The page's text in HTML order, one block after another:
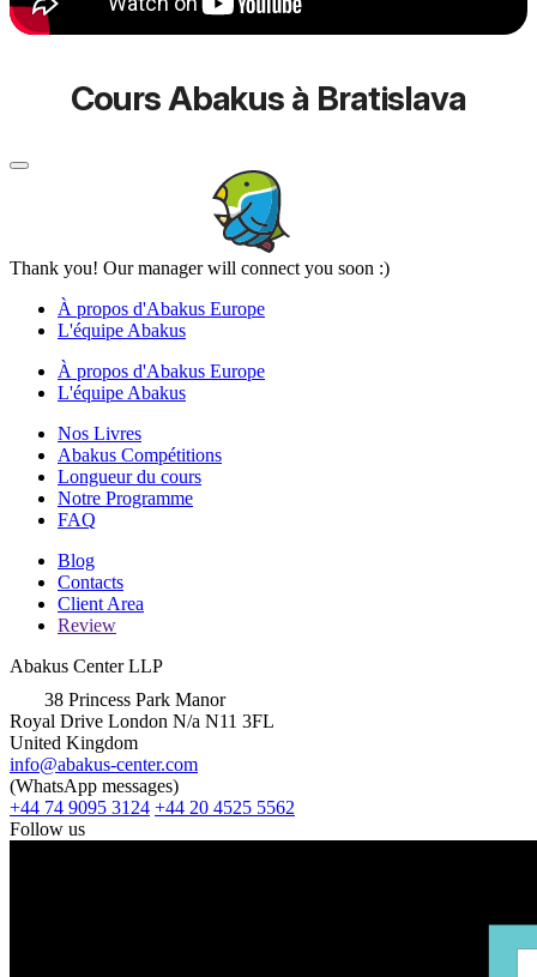
Cours Abakus à Bratislava
Thank you! Our manager will connect you soon :)
À propos d'Abakus Europe
L'équipe Abakus
À propos d'Abakus Europe
L'équipe Abakus
Nos Livres
Abakus Compétitions
Longueur du cours
Notre Programme
FAQ
Blog
Contacts
Client Area
Review
Abakus Center LLP
38 Princess Park Manor
Royal Drive London N/a N11 3FL
United Kingdom
info@abakus-center.com
(WhatsApp messages)
+44 74 9095 3124 +44 20 4525 5562
Follow us